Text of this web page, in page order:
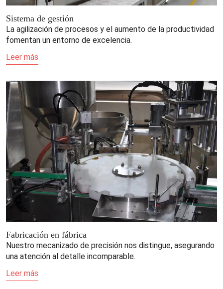
Sistema de gestión
La agilización de procesos y el aumento de la productividad
fomentan un entorno de excelencia.
Leer más
Fabricación en fábrica
Nuestro mecanizado de precisión nos distingue, asegurando
una atención al detalle incomparable.
Leer más